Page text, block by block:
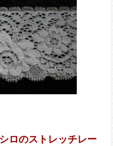
ロのストレッチレー